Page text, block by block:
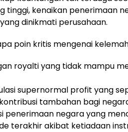
tinggi, kenaikan penerimaan
dinikmati perusahaan.
poin kritis mengenai
royalti yang tidak mampu
supernormal profit yang
tambahan bagi
penerimaan negara yang
terakhir akibat ketiadaan